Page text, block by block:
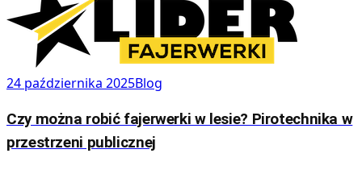
24 października 2025Blog
Czy można robić fajerwerki w lesie? Pirotechnika w
przestrzeni publicznej